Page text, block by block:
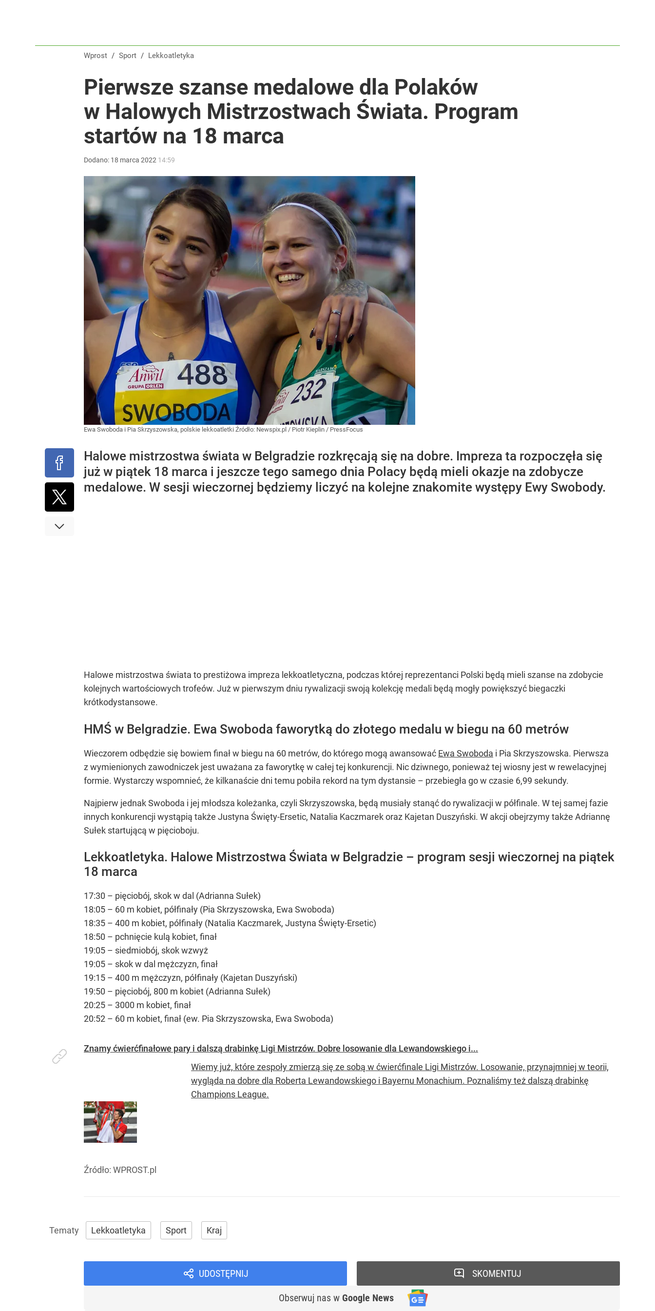
Wprost / Sport / Lekkoatletyka
Pierwsze szanse medalowe dla Polaków
w Halowych Mistrzostwach Świata. Program
startów na 18 marca
Dodano: 18 marca 2022 14:59
Ewa Swoboda i Pia Skrzyszowska, polskie lekkoatletki Źródło: Newspix.pl / Piotr Kieplin / PressFocus
Halowe mistrzostwa świata w Belgradzie rozkręcają się na dobre. Impreza ta rozpoczęła się
już w piątek 18 marca i jeszcze tego samego dnia Polacy będą mieli okazje na zdobycze
medalowe. W sesji wieczornej będziemy liczyć na kolejne znakomite występy Ewy Swobody.
Halowe mistrzostwa świata to prestiżowa impreza lekkoatletyczna, podczas której reprezentanci Polski będą mieli szanse na zdobycie
kolejnych wartościowych trofeów. Już w pierwszym dniu rywalizacji swoją kolekcję medali będą mogły powiększyć biegaczki
krótkodystansowe.
HMŚ w Belgradzie. Ewa Swoboda faworytką do złotego medalu w biegu na 60 metrów
Wieczorem odbędzie się bowiem finał w biegu na 60 metrów, do którego mogą awansować Ewa Swoboda i Pia Skrzyszowska. Pierwsza
z wymienionych zawodniczek jest uważana za faworytkę w całej tej konkurencji. Nic dziwnego, ponieważ tej wiosny jest w rewelacyjnej
formie. Wystarczy wspomnieć, że kilkanaście dni temu pobiła rekord na tym dystansie – przebiegła go w czasie 6,99 sekundy.
Najpierw jednak Swoboda i jej młodsza koleżanka, czyli Skrzyszowska, będą musiały stanąć do rywalizacji w półfinale. W tej samej fazie
innych konkurencji wystąpią także Justyna Święty-Ersetic, Natalia Kaczmarek oraz Kajetan Duszyński. W akcji obejrzymy także Adriannę
Sułek startującą w pięcioboju.
Lekkoatletyka. Halowe Mistrzostwa Świata w Belgradzie – program sesji wieczornej na piątek
18 marca
17:30 – pięciobój, skok w dal (Adrianna Sułek)
18:05 – 60 m kobiet, półfinały (Pia Skrzyszowska, Ewa Swoboda)
18:35 – 400 m kobiet, półfinały (Natalia Kaczmarek, Justyna Święty-Ersetic)
18:50 – pchnięcie kulą kobiet, finał
19:05 – siedmiobój, skok wzwyż
19:05 – skok w dal mężczyzn, finał
19:15 – 400 m mężczyzn, półfinały (Kajetan Duszyński)
19:50 – pięciobój, 800 m kobiet (Adrianna Sułek)
20:25 – 3000 m kobiet, finał
20:52 – 60 m kobiet, finał (ew. Pia Skrzyszowska, Ewa Swoboda)
Znamy ćwierćfinałowe pary i dalszą drabinkę Ligi Mistrzów. Dobre losowanie dla Lewandowskiego i...
Wiemy już, które zespoły zmierzą się ze sobą w ćwierćfinale Ligi Mistrzów. Losowanie, przynajmniej w teorii,
wygląda na dobre dla Roberta Lewandowskiego i Bayernu Monachium. Poznaliśmy też dalszą drabinkę
Champions League.
Źródło: WPROST.pl
Lekkoatletyka Sport Kraj
UDOSTĘPNIJ
Obserwuj nas w Google News
SKOMENTUJ